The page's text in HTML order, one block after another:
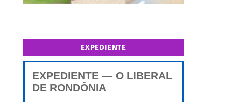
EXPEDIENTE
EXPEDIENTE — O LIBERAL
DE RONDÔNIA